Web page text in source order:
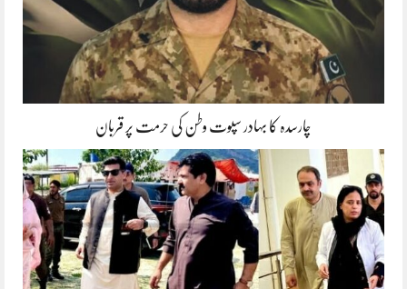
چارسدہ کا بہادر سپوت وطن کی حرمت پر قربان